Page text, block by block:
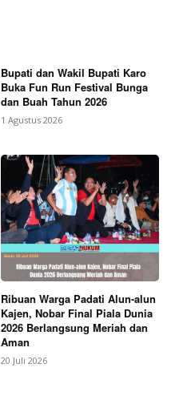
Bupati dan Wakil Bupati Karo
Buka Fun Run Festival Bunga
dan Buah Tahun 2026
1 Agustus 2026
Ribuan Warga Padati Alun-alun
Kajen, Nobar Final Piala Dunia
2026 Berlangsung Meriah dan
Aman
20 Juli 2026